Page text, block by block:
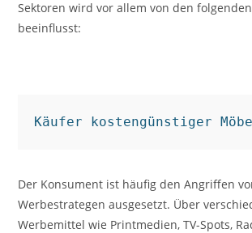
Sektoren wird vor allem von den
beeinflusst:
Käufer kostengünstiger
Der Konsument ist häufig den Angriffen
Werbestrategen ausgesetzt. Über
Werbemittel wie Printmedien, TV-Spots,